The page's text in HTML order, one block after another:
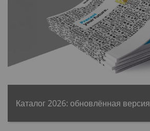
Каталог 2026: обновлённая версия